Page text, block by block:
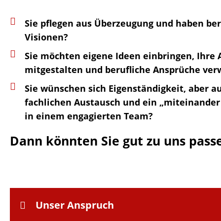
Sie pfle­gen aus Über­zeu­gung und haben
Visionen?
Sie möch­ten eigene Ideen einbrin­gen, Ihre
mitge­stal­ten und beruf­li­che Ansprü­che
Sie wünschen sich Eigen­stän­dig­keit, aber
fach­li­chen Austausch und ein
in einem enga­gier­ten Team?
Dann könn­ten Sie gut zu uns
Unser Anspruch